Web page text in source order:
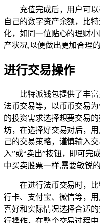
充值完成后，用户可
自己的数字资产余额，比
化，如同一位贴心的理财
产状况,以便做出更加合理的
进行交易操作
比特派钱包提供了丰
法币交易等，以币币交易
的投资需求选择想要交易
坊，在选择好交易对后，
己的交易策略，谨慎输入
入”或“卖出”按钮，即可完
中买卖股票一样,需要敏锐
在进行法币交易时，
行卡、支付宝、微信等，
喜好和实际情况选择合适
行操作，在整个交易过程